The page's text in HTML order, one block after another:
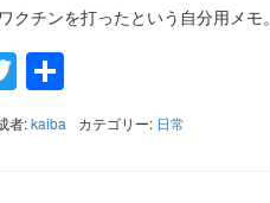
クチンを打ったという自分用メモ。
Twitter
有
者:kaiba カテゴリー: 日常